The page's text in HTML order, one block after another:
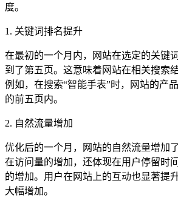
度。
1. 关键词排名提升
在最初的一个月内，网站在选定的关键
到了第五页。这意味着网站在相关搜索
例如，在搜索“智能手表”时，网站的产
的前五页内。
2. 自然流量增加
优化后的一个月，网站的自然流量增加
在访问量的增加，还体现在用户停留时
的增加。用户在网站上的互动也显著提
大幅增加。